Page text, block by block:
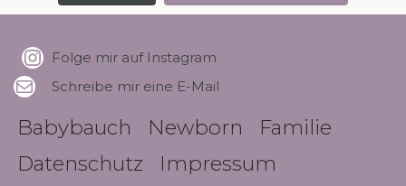
Folge mir auf Instagram
Schreibe mir eine E-Mail
Babybauch Newborn
Familie
Datenschutz
Impressum